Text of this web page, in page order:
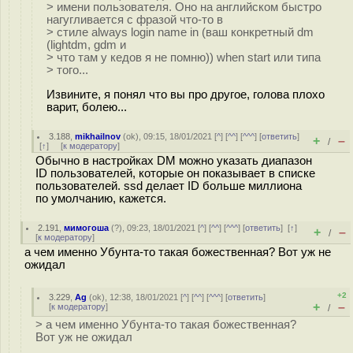
> имени пользователя. Оно на английском быстро
нагугливается с фразой что-то в
> стиле always login name in (ваш конкретный dm
(lightdm, gdm и
> что там у кедов я не помню)) when start или типа
> того...
Извините, я понял что вы про другое, голова плохо
варит, болею...
3.188 ,mikhailnov (ok), 09:15, 18/01/2021 [^] [^^] [^^^] [ответить]
[↑] [к модератору] + / –
Обычно в настройках DM можно указать диапазон
ID пользователей, которые он показывает в списке
пользователей. ssd делает ID больше миллиона
по умолчанию, кажется.
2.191 ,мимогоша (?), 09:23, 18/01/2021 [^] [^^] [^^^] [ответить][↑]
[к модератору] + / –
а чем именно Убунта-то такая божественная? Вот уж не
ожидал
3.229 ,Ag (ok), 12:38, 18/01/2021 [^] [^^] [^^^] [ответить]
[к модератору]
+2
+ / –
> а чем именно Убунта-то такая божественная?
Вот уж не ожидал